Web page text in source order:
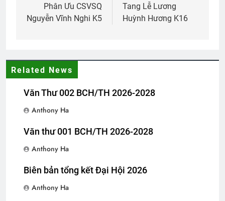
Ly cà phê cuối cùng
2 Years Ago
navigation
Phân Ưu CSVSQ
Nguyễn Vĩnh Nghi K5
Tang Lễ Lương
Huỳnh Hương K16
Related News
Văn Thư 002 BCH/TH 2026-2028
Anthony Ha
Văn thư 001 BCH/TH 2026-2028
Anthony Ha
Biên bản tổng kết Đại Hội 2026
Anthony Ha